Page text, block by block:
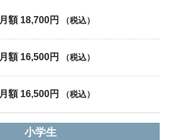
月額 18,700円 （税込）
月額 16,500円 （税込）
月額 16,500円 （税込）
小学生